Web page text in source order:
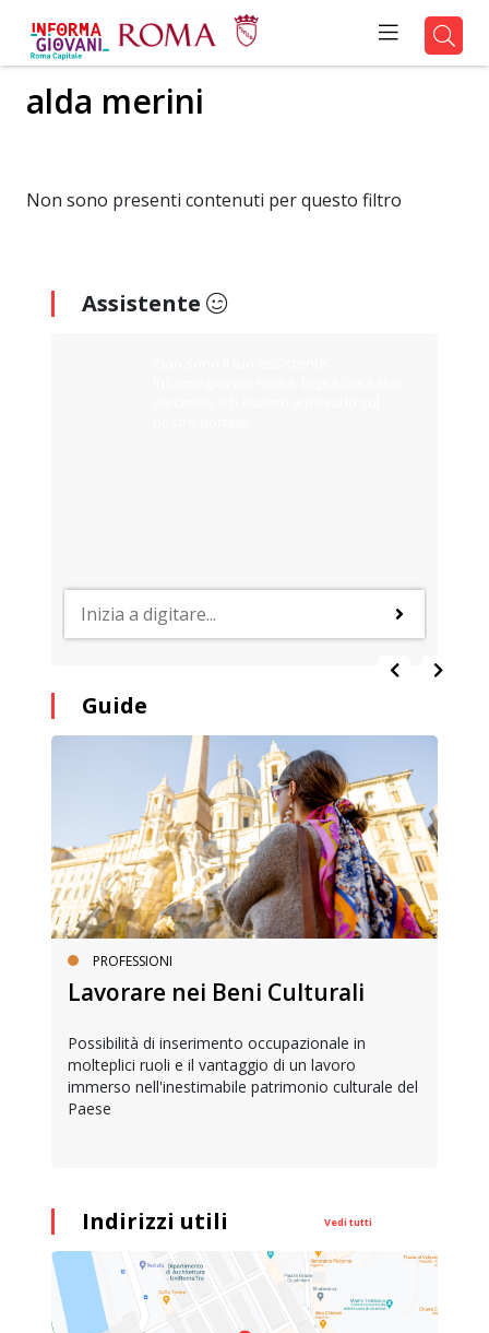
alda merini
Non sono presenti contenuti per questo filtro
Assistente
Guide
PROFESSIONI
Lavorare nei Beni Culturali
Possibilità di inserimento occupazionale in
molteplici ruoli e il vantaggio di un lavoro
immerso nell'inestimabile patrimonio culturale del
Paese
Indirizzi utili Vedi tutti